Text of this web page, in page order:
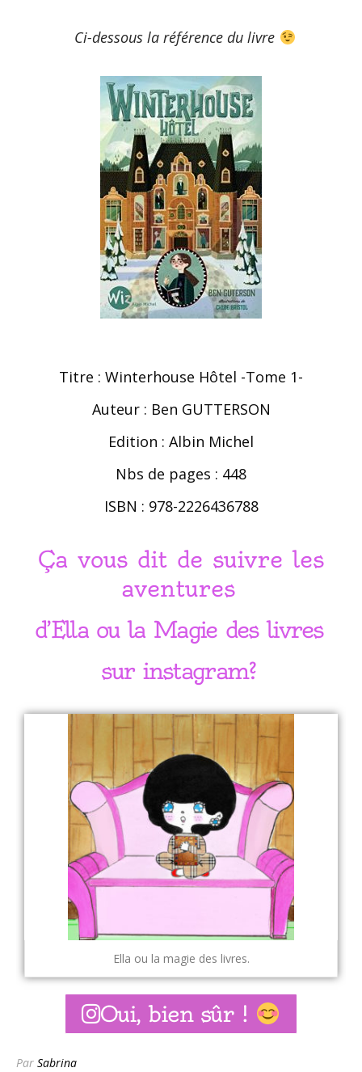
Ci-dessous la référence du livre
Titre : Winterhouse Hôtel -Tome 1-
Auteur : Ben GUTTERSON
Edition : Albin Michel
Nbs de pages : 448
ISBN : 978-2226436788
Ça vous dit de suivre les
aventures
d’Ella ou la Magie des livres
sur instagram?
Ella ou la magie des livres.
Oui, bien sûr !
Par Sabrina